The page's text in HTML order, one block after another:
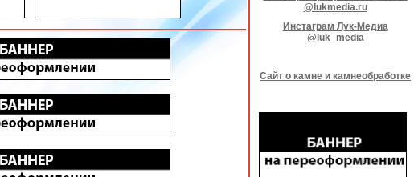
@lukmedia.ru
Инстаграм Лук-Медиа
@luk_media
Сайт о камне и камнеобработке